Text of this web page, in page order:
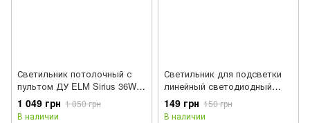
Светильник потолочный с
пультом ДУ ELM Sirius 36W
3000-6500К IP20 (26-0074)
1 049 грн 1 050 грн
В наличии
Светильник для подсветки
линейный светодиодный
ELM Linear 4W 4000К (26-
0031)
149 грн 150 грн
В наличии